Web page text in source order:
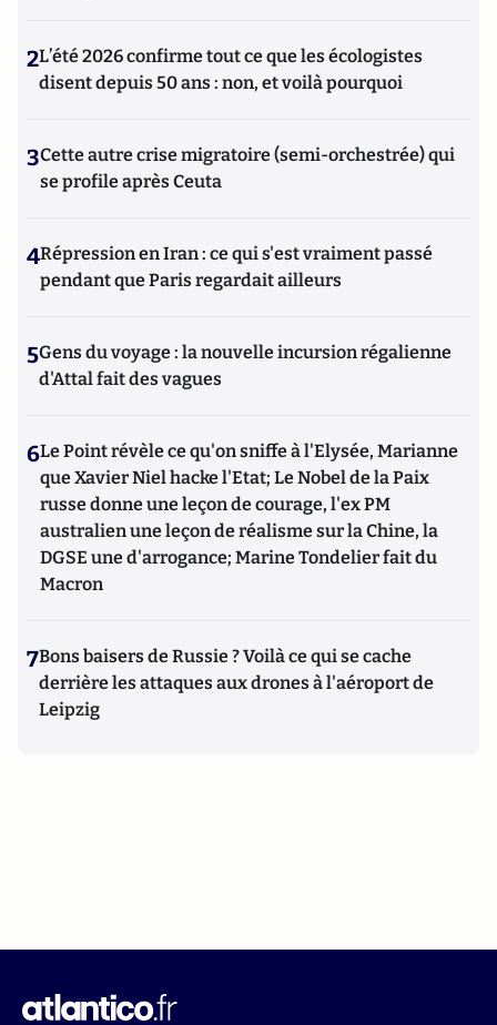
2L’été 2026 confirme tout ce que les écologistes
disent depuis 50 ans : non, et voilà pourquoi
3Cette autre crise migratoire (semi-orchestrée) qui
se profile après Ceuta
4Répression en Iran : ce qui s'est vraiment passé
pendant que Paris regardait ailleurs
5Gens du voyage : la nouvelle incursion régalienne
d'Attal fait des vagues
6Le Point révèle ce qu'on sniffe à l'Elysée, Marianne
que Xavier Niel hacke l'Etat; Le Nobel de la Paix
russe donne une leçon de courage, l'ex PM
australien une leçon de réalisme sur la Chine, la
DGSE une d'arrogance; Marine Tondelier fait du
Macron
7Bons baisers de Russie ? Voilà ce qui se cache
derrière les attaques aux drones à l'aéroport de
Leipzig